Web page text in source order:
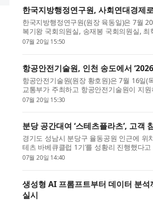
한국지방행정연구원, 사회연대경제
한국지방행정연구원(원장 육동일)은 7월
복기왕 국회의원실, 송재봉 국회의원실,
신포럼 : 사회연대경제정책센터 설립 기념
07월 20일 15:50
항공안전기술원, 인천 송도에서
항공안전기술원(원장 황호원)은 7월 16일
교통부가 주최하고 항공안전기술원이 지
적으로 마쳤다고 밝혔다. 이번 쇼케이스는
07월 20일 15:30
분당 공간대여 ‘스테츠플라츠’, 고객
경기도 성남시 분당구 율동공원 인근에 위
테츠 바베큐클럽 1기’를 성황리 진행했다
스테츠글로벌의 고기 특화 에어프라이어 ‘
07월 20일 14:40
생성형 AI 프롬프트부터 데이터 분석
실시